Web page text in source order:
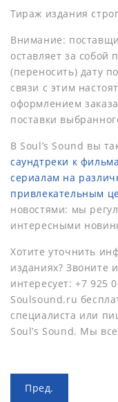
Тираж издания
Внимание:
оставляет за собой
(переносить) дату
связи с этим
оформлением
поставки
В Soul’s Sound вы
саундтреки к
сериалам на
привлекательным
новостями: мы
интересными
Хотите уточнить
изданиях? Звоните
интересует: +7 925
Soulsound.ru
специалиста или
Soul’s Sound. Мы
Пред.